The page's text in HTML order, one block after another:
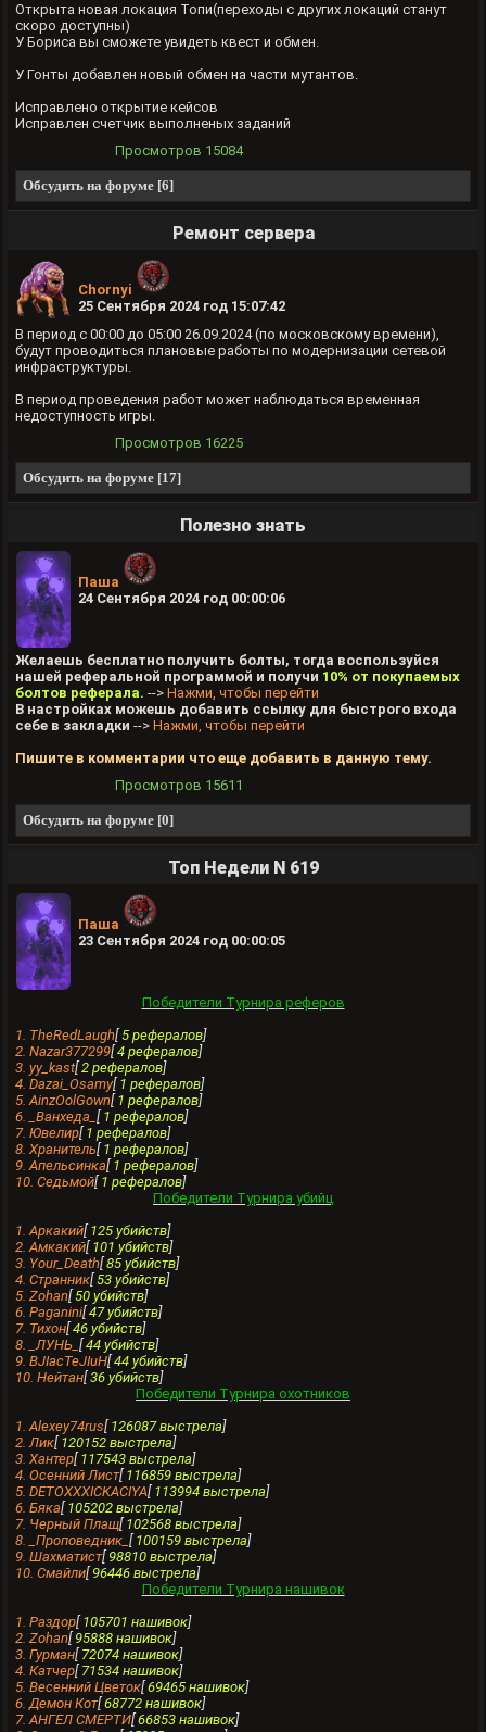
Открыта новая локация Топи(переходы с других локаций станут
скоро доступны)
У Бориса вы сможете увидеть квест и обмен.
У Гонты добавлен новый обмен на части мутантов.
Исправлено открытие кейсов
Исправлен счетчик выполненых заданий
Просмотров 15084
Обсудить на форуме [6]
Ремонт сервера
Chornyi
25 Сентября 2024 год 15:07:42
В период с 00:00 до 05:00 26.09.2024 (по московскому времени),
будут проводиться плановые работы по модернизации сетевой
инфраструктуры.
В период проведения работ может наблюдаться временная
недоступность игры.
Просмотров 16225
Обсудить на форуме [17]
Полезно знать
Паша
24 Сентября 2024 год 00:00:06
Желаешь бесплатно получить болты, тогда воспользуйся
нашей реферальной программой и получи 10% от покупаемых
болтов реферала. --> Нажми, чтобы перейти
В настройках можешь добавить ссылку для быстрого входа
себе в закладки --> Нажми, чтобы перейти
Пишите в комментарии что еще добавить в данную тему.
Просмотров 15611
Обсудить на форуме [0]
Топ Недели N 619
Паша
23 Сентября 2024 год 00:00:05
Победители Турнира реферов
1. TheRedLaugh[ 5 рефералов]
2. Nazar377299[ 4 рефералов]
3. yy_kast[ 2 рефералов]
4. Dazai_Osamy[ 1 рефералов]
5. AinzOolGown[ 1 рефералов]
6. _Ванхеда_ [ 1 рефералов]
7. Ювелир[ 1 рефералов]
8. Хранитель[ 1 рефералов]
9. Апельсинка[ 1 рефералов]
10. Седьмой[ 1 рефералов]
Победители Турнира убийц
1. Аркакий[ 125 убийств]
2. Амкакий[ 101 убийств]
3. Your_Death[ 85 убийств]
4. Странник[ 53 убийств]
5. Zohan[ 50 убийств]
6. Paganini[ 47 убийств]
7. Тихон[ 46 убийств]
8. _ЛУНЬ_ [ 44 убийств]
9. BJIacTeJIuH[ 44 убийств]
10. Нейтан[ 36 убийств]
Победители Турнира охотников
1. Alexey74rus[ 126087 выстрела]
2. Лик[ 120152 выстрела]
3. Xантер[ 117543 выстрела]
4. Осенний Лист[ 116859 выстрела]
5. DETOXXXICKACIYA[ 113994 выстрела]
6. Бяка[ 105202 выстрела]
7. Черный Плащ[ 102568 выстрела]
8. _Проповедник_ [ 100159 выстрела]
9. Шахматист[ 98810 выстрела]
10. Смайли[ 96446 выстрела]
Победители Турнира нашивок
1. Раздор[ 105701 нашивок]
2. Zohan[ 95888 нашивок]
3. Гурман[ 72074 нашивок]
4. Катчер[ 71534 нашивок]
5. Весенний Цветок[ 69465 нашивок]
6. Демон Кот[ 68772 нашивок]
7. АНГЕЛ СМЕРТИ[ 66853 нашивок]